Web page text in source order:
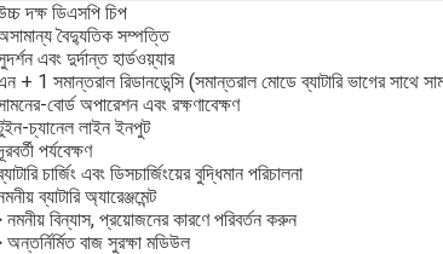
দক্ষ ডিএসপি চিপ
বৈদ্যুতিক সম্পত্তি
এবং দুর্দান্ত হার্ডওয়্যার
+ 1 সমান্তরাল রিডানডেন্সি (সমান্তরাল মোডে ব্যাটারি ভাগের সাথে
বোর্ড অপারেশন এবং রক্ষণাবেক্ষণ
চ্যানেল লাইন ইনপুট
পর্যবেক্ষণ
চার্জিং এবং ডিসচার্জিংয়ের বুদ্ধিমান পরিচালনা
ব্যাটারি অ্যারেঞ্জমেন্ট
বিন্যাস, প্রয়োজনের কারণে পরিবর্তন করুন
বাজ সুরক্ষা মডিউল